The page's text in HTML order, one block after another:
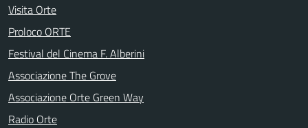
Visita Orte
Proloco ORTE
Festival del Cinema F. Alberini
Associazione The Grove
Associazione Orte Green Way
Radio Orte